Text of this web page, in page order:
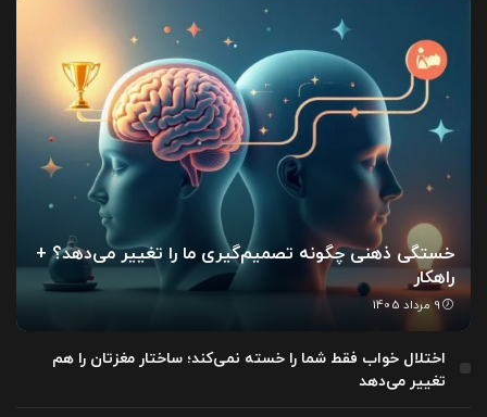
خستگی ذهنی چگونه تصمیم‌گیری ما را تغییر می‌دهد؟ +
راهکار
9 مرداد 1405
اختلال خواب فقط شما را خسته نمی‌کند؛ ساختار مغزتان را هم
تغییر می‌دهد